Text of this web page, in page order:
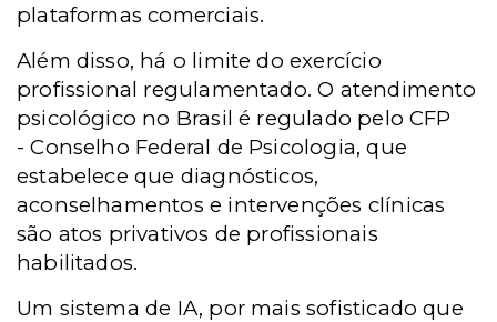
plataformas comerciais.
Além disso, há o limite do exercício
profissional regulamentado. O atendimento
psicológico no Brasil é regulado peloCFP
-Conselho Federal de Psicologia, que
estabelece que diagnósticos,
aconselhamentos e intervenções clínicas
são atos privativos de profissionais
habilitados.
Um sistema de IA, por mais sofisticado que